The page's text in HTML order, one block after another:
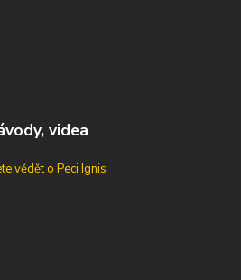
videa
vědět o Peci Ignis